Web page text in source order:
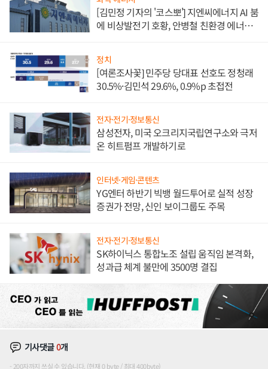
[김민정 기자의 '코스뽀'] 지엔씨에너지 AI 붐
에 비상발전기 호황, 안병철 친환경 에너지
정치
[여론조사꽃] 민주당 당대표 선호도 정청래
30.5%·김민석 29.6%, 0.9%p 초접전
전자·전기·정보통신
삼성전자, 미국 오크리지국립연구소와 극저
온 히트펌프 개발하기로
인터넷·게임·콘텐츠
YG엔터 하반기 빅뱅 월드투어로 실적 성장
증권가 전망, 신인 보이그룹도 주목
전자·전기·정보통신
SK하이닉스 통합노조 설립 움직임 본격화,
성과급 체계 불만에 3500명 결집
기사댓글0개
200자까지 쓰실 수 있습니다. (현재 0 byte / 최대 400byte)